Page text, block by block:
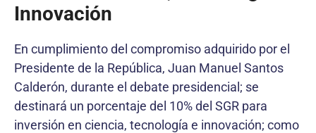
Innovación
En cumplimiento del compromiso adquirido por el
Presidente de la República, Juan Manuel Santos
Calderón, durante el debate presidencial; se
destinará un porcentaje del 10% del SGR para
inversión en ciencia, tecnología e innovación; como